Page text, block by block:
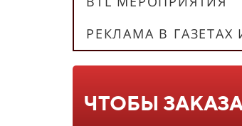
РЕКЛАМА В
ЧТОБЫ